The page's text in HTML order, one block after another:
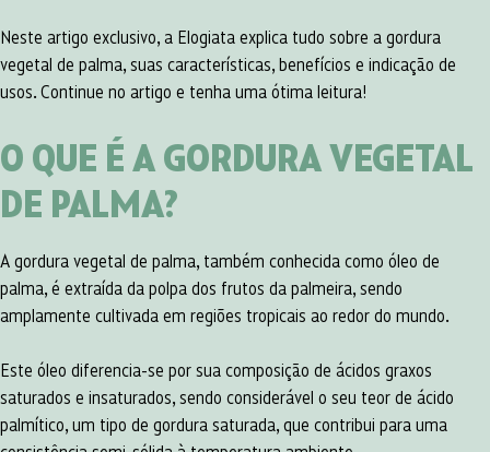
Neste artigo exclusivo, a Elogiata explica tudo sobre a gordura
vegetal de palma, suas características, benefícios e indicação de
usos. Continue no artigo e tenha uma ótima leitura!
O QUE É A GORDURA VEGETAL
DE PALMA?
A gordura vegetal de palma, também conhecida como óleo de
palma, é extraída da polpa dos frutos da palmeira, sendo
amplamente cultivada em regiões tropicais ao redor do mundo.
Este óleo diferencia-se por sua composição de ácidos graxos
saturados e insaturados, sendo considerável o seu teor de ácido
palmítico, um tipo de gordura saturada, que contribui para uma